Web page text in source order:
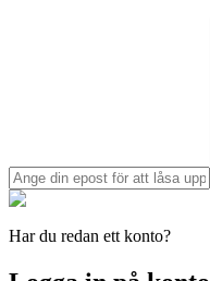
Har du redan ett konto?